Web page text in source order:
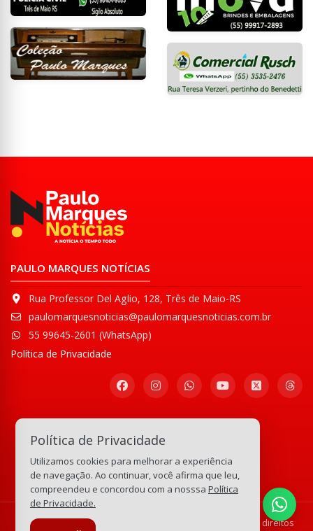
PAULO MARQUES NOTÍCIAS
Rua Professor Del Aglio, 128, Três de Maio-RS
paulomarquesnoticias@paulomarquesnoticias.com.br
55 99645-2601 (WhatsApp)
Política de Privacidade
Comunidade WhatsApp
133.165.096visitas
© Copyright 2008-2026 Paulo Marques Notícias - Todos os direitos
Política de Privacidade
Utilizamos cookies para melhorar a experiência
de navegação. Ao continuar, você afirma que leu,
compreendeu e concordou com a nosssa Política
de Privacidade.